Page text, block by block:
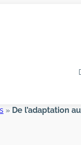
» De l’adaptation